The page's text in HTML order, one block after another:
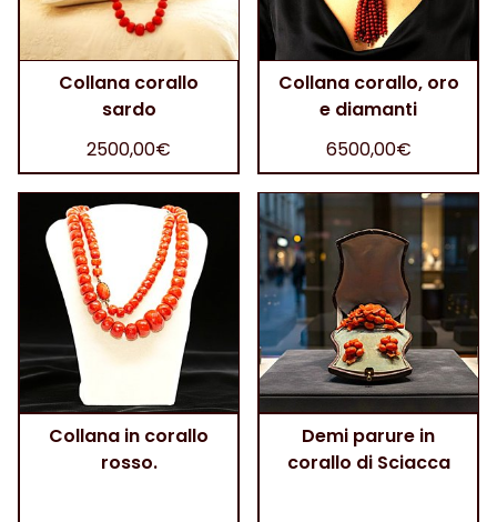
Collana corallo
sardo
2500,00€
Collana corallo, oro
e diamanti
6500,00€
Collana in corallo
rosso.
Demi parure in
corallo di Sciacca